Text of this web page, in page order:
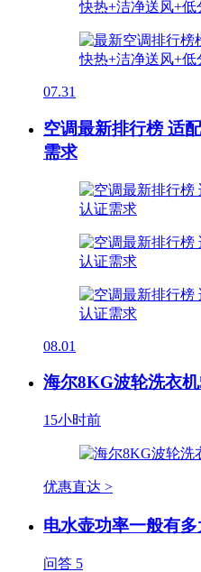
07.31
空调最新排行榜 适
需求
08.01
海尔8KG波轮洗衣
15小时前
优惠直达 >
电水壶功率一般有
问答 5